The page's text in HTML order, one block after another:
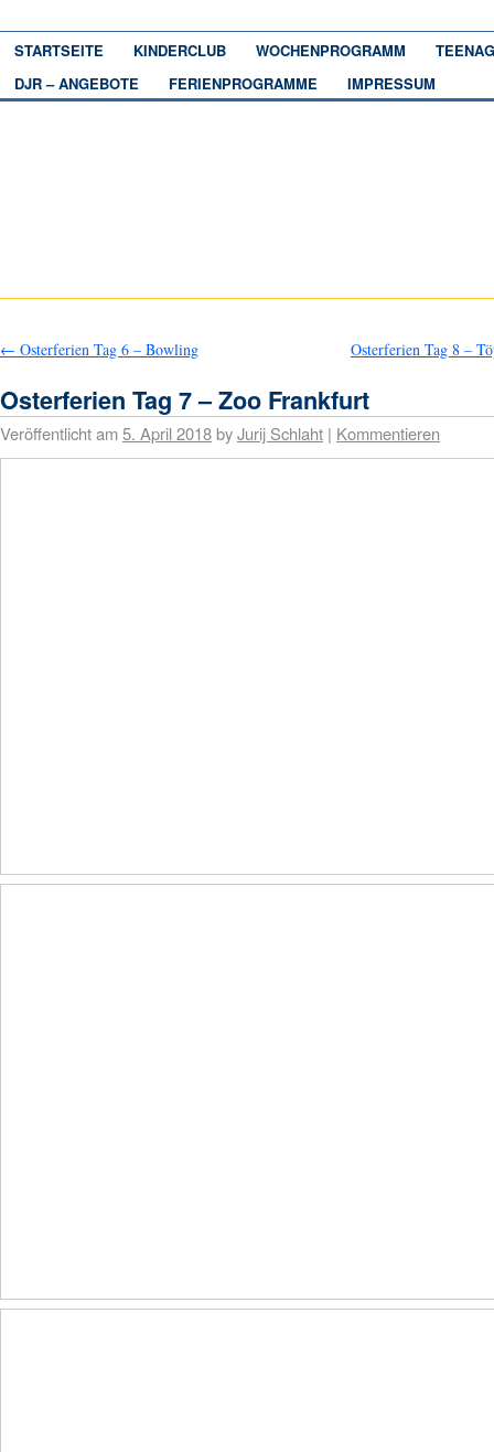
STARTSEITE KINDERCLUB WOCHENPROGRAMM
DJR – ANGEBOTE
FERIENPROGRAMME IMPRESSUM
← Osterferien Tag 6 – Bowling Osterferien Tag 8 –
Osterferien Tag 7 – Zoo Frankfurt
Veröffentlicht am5. April 2018byJurij Schlaht | Kommentieren